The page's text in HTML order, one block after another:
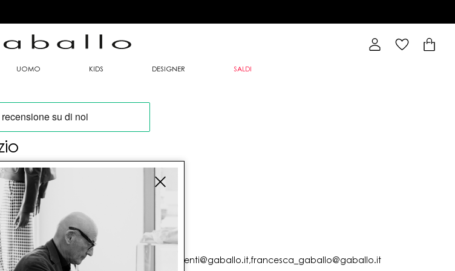
UOMO KIDS DESIGNER SALDI
articolo solo presso i nostri
Civitavecchia (RM)